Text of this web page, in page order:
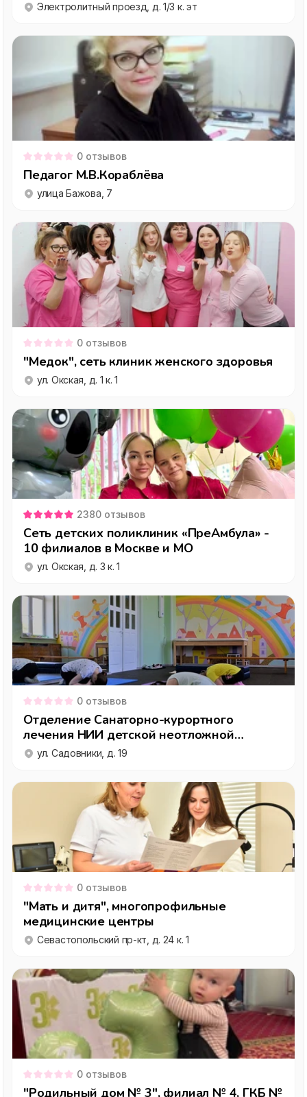
Электролитный проезд, д. 1/3 к. эт
0 отзывов
Педагог М.В.Кораблёва
улица Бажова, 7
0 отзывов
"Медок", сеть клиник женского здоровья
ул. Окская, д. 1 к. 1
2380 отзывов
Сеть детских поликлиник «ПреАмбула» -
10 филиалов в Москве и МО
ул. Окская, д. 3 к. 1
0 отзывов
Отделение Санаторно-курортного
лечения НИИ детской неотложной
хирургии и травматологии в Москве
ул. Садовники, д. 19
0 отзывов
"Мать и дитя", многопрофильные
медицинские центры
Севастопольский пр-кт, д. 24 к. 1
0 отзывов
"Родильный дом № 3", филиал № 4, ГКБ №